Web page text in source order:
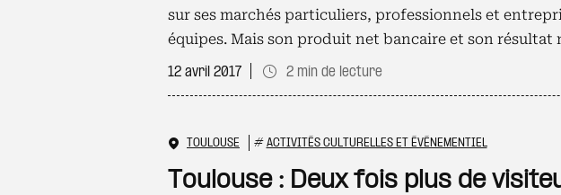
sur ses marchés particuliers, professionnels et
équipes. Mais son produit net bancaire et son résultat
12 avril 2017 2 min de lecture
TOULOUSE # ACTIVITÉS CULTURELLES ET ÉVÉNEMENTIEL
Toulouse : Deux fois plus de